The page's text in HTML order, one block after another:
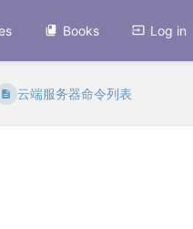
Books Log in
云端服务器命令列表